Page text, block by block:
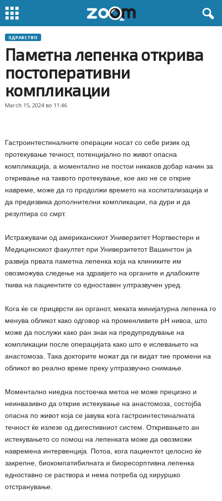
ЗДРАВСТВО
Паметна лепенка открива
постоперативни
компликации
March 15, 2024 во 11:46
Гастроинтестиналните операции носат со себе ризик од
протекување течност, потенцијално по живот опасна
компликација, а моментално не постои никаков добар начин за
откривање на таквото протекување, кое ако не се открие
навреме, може да го продолжи времето на хоспитализација и
да предизвика дополнителни компликации, па дури и да
резултира со смрт.
Истражувачи од американскиот Универзитет Нортвестерн и
Медицинскиот факултет при Универзитетот Вашингтон ја
развија првата паметна лепенка која на клиниките им
овозможува следење на здравјето на органите и длабоките
ткива на пациентите со едноставен ултразвучен уред.
Кога ќе се прицврсти ан органот, меката минијатурна лепенка го
менува обликот како одговор на променливите pH нивоа, што
може да послужи како ран знак на предупредување на
компликации после операцијата како што е ислевањето на
анастомоза. Така докторите можат да ги видат тие промени на
обликот во реално време преку ултразвучно снимање.
Моментално ниедна постоечка метоа не може прецизно и
неинвазивно да открие истекување на анастомоза, состојба
опасна по живот која се јавува кога гастроинтестиналната
течност ќе излезе од дигестивниот систем. Откривањето ан
истекувањето со помош на лепенката може да овозможи
навремена интервенција. Потоа, кога пациентот целосно ќе
закрепне, биокомпатибилната и биоресорптивна лепенка
едноставно се раствора и нема потреба од хируршко
отстранување.